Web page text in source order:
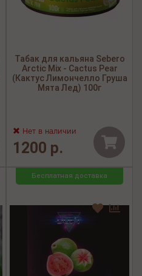
Табак для кальяна Sebero
Arctic Mix - Cactus Pear
(Кактус Лимончелло Груша
Мята Лед) 100г
Нет в наличии
1200 р.
Бесплатная доставка